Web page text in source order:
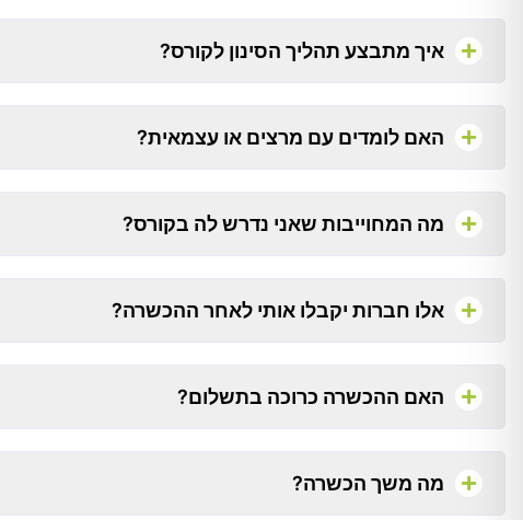
איך מתבצע תהליך הסינון לקורס?
האם לומדים עם מרצים או עצמאית?
מה המחוייבות שאני נדרש לה בקורס?
אלו חברות יקבלו אותי לאחר ההכשרה?
האם ההכשרה כרוכה בתשלום?
מה משך הכשרה?